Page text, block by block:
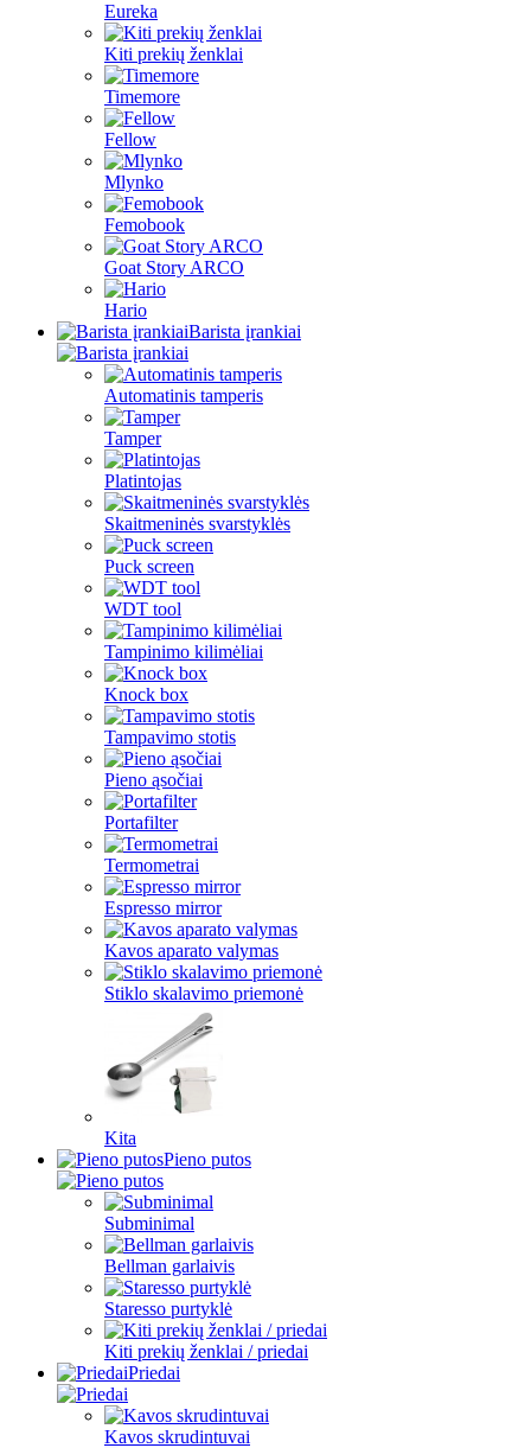
Eureka
Kiti prekių ženklai
Timemore
Fellow
Mlynko
Femobook
Goat Story ARCO
Hario
Barista įrankiai
Automatinis tamperis
Tamper
Platintojas
Skaitmeninės svarstyklės
Puck screen
WDT tool
Tampinimo kilimėliai
Knock box
Tampavimo stotis
Pieno ąsočiai
Portafilter
Termometrai
Espresso mirror
Kavos aparato valymas
Stiklo skalavimo priemonė
Kita
Pieno putos
Subminimal
Bellman garlaivis
Staresso purtyklė
Kiti prekių ženklai / priedai
Priedai
Kavos skrudintuvai